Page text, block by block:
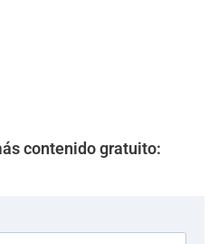
contenido gratuito: